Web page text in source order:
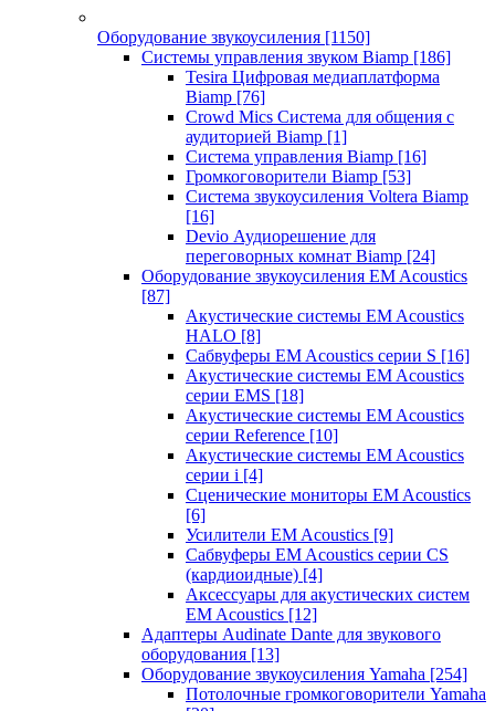
Оборудование звукоусиления [1150]
Системы управления звуком Biamp [186]
Tesira Цифровая медиаплатформа
Biamp [76]
Crowd Mics Система для общения с
аудиторией Biamp [1]
Система управления Biamp [16]
Громкоговорители Biamp [53]
Система звукоусиления Voltera Biamp
[16]
Devio Аудиорешение для
переговорных комнат Biamp [24]
Оборудование звукоусиления EM Acoustics
[87]
Акустические системы EM Acoustics
HALO [8]
Сабвуферы EM Acoustics серии S [16]
Акустические системы EM Acoustics
серии EMS [18]
Акустические системы EM Acoustics
серии Reference [10]
Акустические системы EM Acoustics
серии i [4]
Сценические мониторы EM Acoustics
[6]
Усилители EM Acoustics [9]
Сабвуферы EM Acoustics серии CS
(кардиоидные) [4]
Аксессуары для акустических систем
EM Acoustics [12]
Адаптеры Audinate Dante для звукового
оборудования [13]
Оборудование звукоусиления Yamaha [254]
Потолочные громкоговорители Yamaha